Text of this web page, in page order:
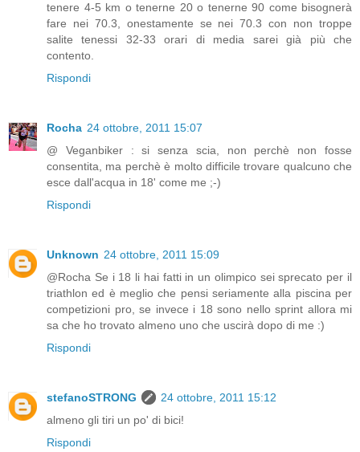
tenere 4-5 km o tenerne 20 o tenerne 90 come bisognerà
fare nei 70.3, onestamente se nei 70.3 con non troppe
salite tenessi 32-33 orari di media sarei già più che
contento.
Rispondi
Rocha 24 ottobre, 2011 15:07
@ Veganbiker : si senza scia, non perchè non fosse
consentita, ma perchè è molto difficile trovare qualcuno che
esce dall'acqua in 18' come me ;-)
Rispondi
Unknown 24 ottobre, 2011 15:09
@Rocha Se i 18 li hai fatti in un olimpico sei sprecato per il
triathlon ed è meglio che pensi seriamente alla piscina per
competizioni pro, se invece i 18 sono nello sprint allora mi
sa che ho trovato almeno uno che uscirà dopo di me :)
Rispondi
stefanoSTRONG
24 ottobre, 2011 15:12
almeno gli tiri un po' di bici!
Rispondi